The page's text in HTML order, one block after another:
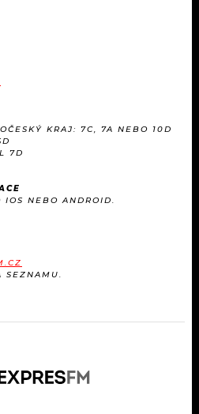
KRAJ: 7C, 7A NEBO 10D
7D
IOS NEBO ANDROID.
SEZNAMU.